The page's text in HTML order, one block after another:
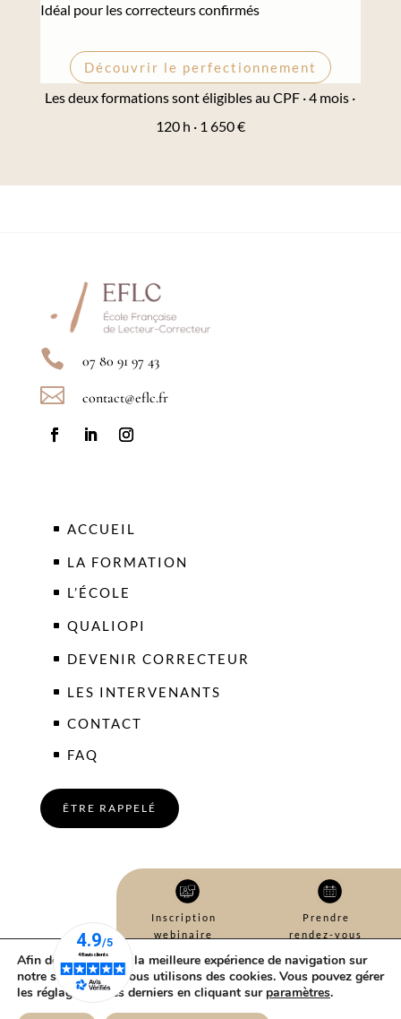
Idéal pour les correcteurs confirmés
Découvrir le perfectionnement
Les deux formations sont éligibles au CPF · 4 mois ·
120 h · 1 650 €
 07 80 91 97 43
 contact@eflc.fr
ACCUEIL
LA FORMATION
L’ÉCOLE
QUALIOPI
DEVENIR CORRECTEUR
LES INTERVENANTS
CONTACT
FAQ
ÊTRE RAPPELÉ
Inscription
webinaire
Prendre
rendez-vous
DEMANDER UN DEVIS
Afin de vous fournir la meilleure expérience de navigation sur
notre site internet nous utilisons des cookies. Vous pouvez gérer
les réglages de ces derniers en cliquant sur paramètres.